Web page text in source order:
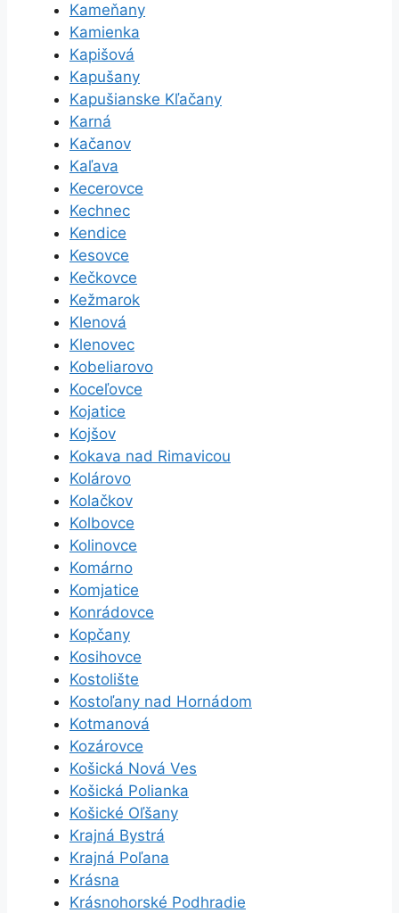
Kameňany
Kamienka
Kapišová
Kapušany
Kapušianske Kľačany
Karná
Kačanov
Kaľava
Kecerovce
Kechnec
Kendice
Kesovce
Kečkovce
Kežmarok
Klenová
Klenovec
Kobeliarovo
Koceľovce
Kojatice
Kojšov
Kokava nad Rimavicou
Kolárovo
Kolačkov
Kolbovce
Kolinovce
Komárno
Komjatice
Konrádovce
Kopčany
Kosihovce
Kostolište
Kostoľany nad Hornádom
Kotmanová
Kozárovce
Košická Nová Ves
Košická Polianka
Košické Oľšany
Krajná Bystrá
Krajná Poľana
Krásna
Krásnohorské Podhradie